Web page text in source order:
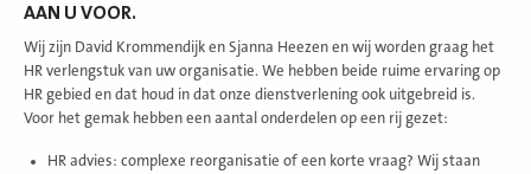
AAN U VOOR.
Wij zijn David Krommendijk en Sjanna Heezen en wij worden graag het
HR verlengstuk van uw organisatie. We hebben beide ruime ervaring op
HR gebied en dat houd in dat onze dienstverlening ook uitgebreid is.
Voor het gemak hebben een aantal onderdelen op een rij gezet:
HR advies: complexe reorganisatie of een korte vraag? Wij staan